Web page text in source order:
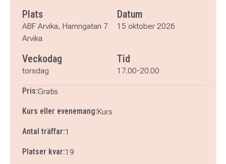
Plats
ABF Arvika, Hamngatan 7
Arvika
Datum
15 oktober 2026
Veckodag
torsdag
Tid
17.00-20.00
Pris:Gratis
Kurs eller evenemang:Kurs
Antal träffar:1
Platser kvar:19